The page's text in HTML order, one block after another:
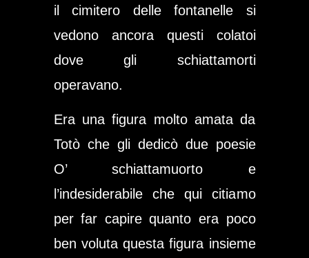
il cimitero delle fontanelle si
vedono ancora questi colatoi
dove gli schiattamorti
operavano.
Era una figura molto amata da
Totò che gli dedicò due poesie
O’ schiattamuorto e
l’indesiderabile che qui citiamo
per far capire quanto era poco
ben voluta questa figura insieme